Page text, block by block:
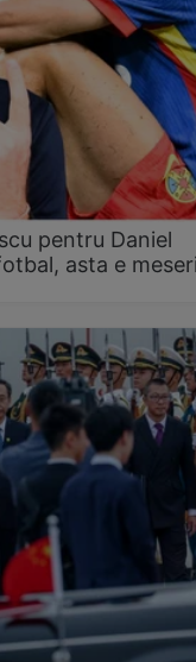
pentru Daniel
asta e